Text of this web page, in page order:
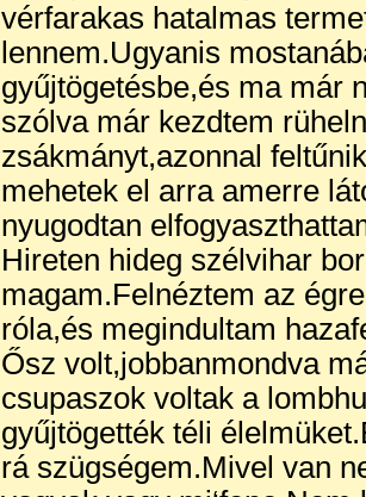
vérfarakas hatalmas
lennem.Ugyanis
gyűjtögetésbe,és ma már
szólva már kezdtem
zsákmányt,azonnal
mehetek el arra amerre
nyugodtan
Hireten hideg szélvihar
magam.Felnéztem az
róla,és megindultam
Ősz volt,jobbanmondva
csupaszok voltak a
gyűjtögették téli
rá szügségem.Mivel van